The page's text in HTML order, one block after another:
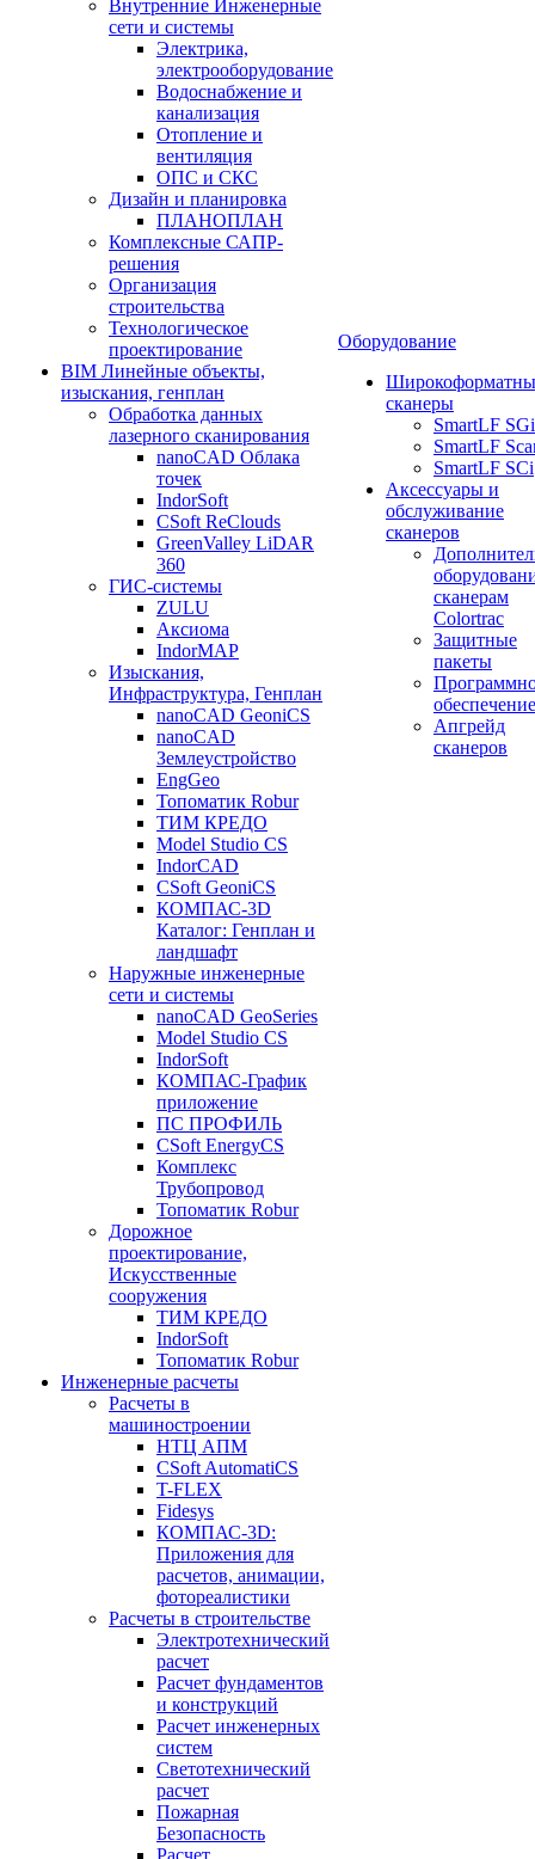
Внутренние Инженерные
сети и системы
Электрика,
электрооборудование
Водоснабжение и
канализация
Отопление и
вентиляция
ОПС и СКС
Дизайн и планировка
ПЛАНОПЛАН
Комплексные САПР-
решения
Организация
строительства
Технологическое
проектирование
BIM Линейные объекты,
изыскания, генплан
Обработка данных
лазерного сканирования
nanoCAD Облака
точек
IndorSoft
CSoft ReClouds
GreenValley LiDAR
360
ГИС-системы
ZULU
Аксиома
IndorMAP
Изыскания,
Инфраструктура, Генплан
nanoCAD GeoniCS
nanoCAD
Землеустройство
EngGeo
Топоматик Robur
ТИМ КРЕДО
Model Studio CS
IndorCAD
CSoft GeoniCS
КОМПАС-3D
Каталог: Генплан и
ландшафт
Наружные инженерные
сети и системы
nanoCAD GeoSeries
Model Studio CS
IndorSoft
КОМПАС-График
приложение
ПС ПРОФИЛЬ
CSoft EnergyCS
Комплекс
Трубопровод
Топоматик Robur
Дорожное
проектирование,
Искусственные
сооружения
ТИМ КРЕДО
IndorSoft
Топоматик Robur
Инженерные расчеты
Расчеты в
машиностроении
НТЦ АПМ
CSoft AutomatiCS
T-FLEX
Fidesys
КОМПАС-3D:
Приложения для
расчетов, анимации,
фотореалистики
Расчеты в строительстве
Электротехнический
расчет
Расчет фундаментов
и конструкций
Расчет инженерных
систем
Светотехнический
расчет
Пожарная
Безопасность
Расчет
Оборудование
сканеры
SmartLF SGi
SmartLF
SmartLF SCi
Аксессуары и
обслуживание
сканеров
сканерам
Colortrac
Защитные
пакеты
обеспечение
Апгрейд
сканеров